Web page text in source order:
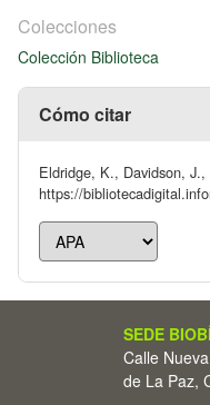
Colecciones
Colección Biblioteca
Cómo citar
Eldridge, K., Davidson,
https://
SEDE
Calle
de La Paz,